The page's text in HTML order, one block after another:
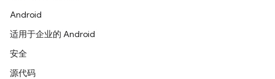
Android
适用于企业的 Android
安全
源代码